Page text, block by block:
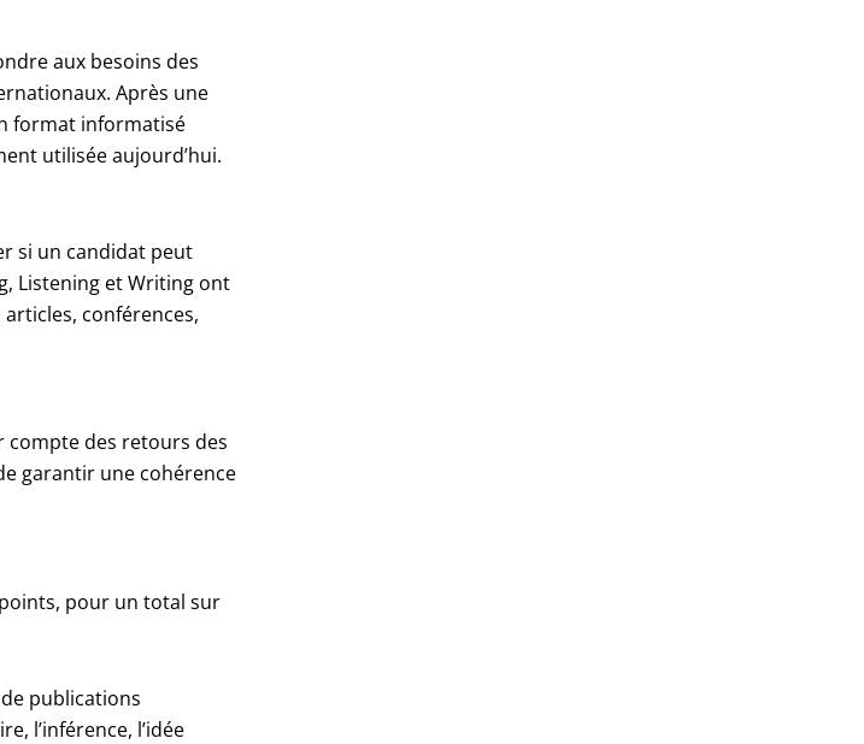
aux besoins des
Après une
format informatisé
utilisée aujourd’hui.
si un candidat peut
Listening et Writing ont
conférences,
compte des retours des
garantir une cohérence
points, pour un total sur
publications
l’inférence, l’idée